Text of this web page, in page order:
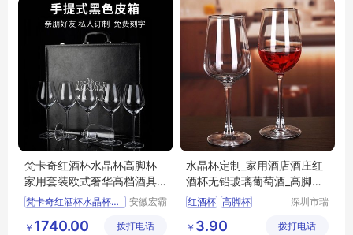
梵卡奇红酒杯水晶杯高脚杯
家用套装欧式奢华高档酒具
波尔多手工杯
梵卡奇红酒杯水晶杯高脚杯
安徽宏霸
有限公司
￥ 1740.00 拨打电话
水晶杯定制_家用酒店酒庄红
酒杯无铅玻璃葡萄酒_高脚杯
玻璃杯制品
红酒杯 高脚杯
深圳市瑞
品有限公
￥ 3.90 拨打电话